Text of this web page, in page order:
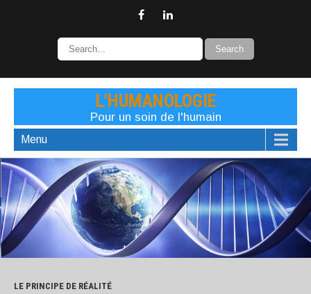
L'HUMANOLOGIE
Pour un soin de l'humain
Menu
LE PRINCIPE DE RÉALITÉ